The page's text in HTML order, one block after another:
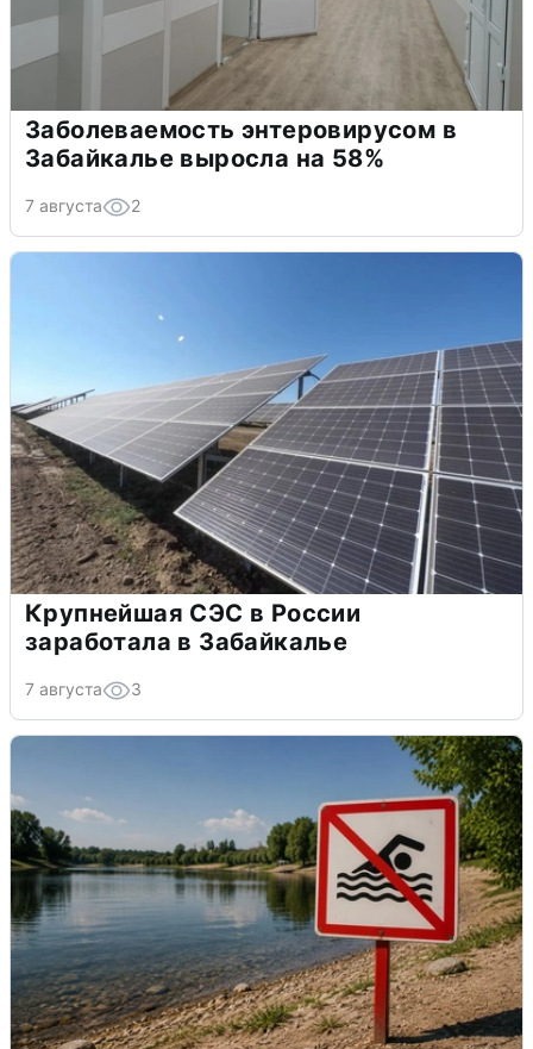
Заболеваемость энтеровирусом в
Забайкалье выросла на 58%
7 августа 2
Крупнейшая СЭС в России
заработала в Забайкалье
7 августа 3